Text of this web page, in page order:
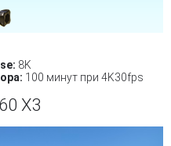
8K
100 минут при 4K30fps
X3